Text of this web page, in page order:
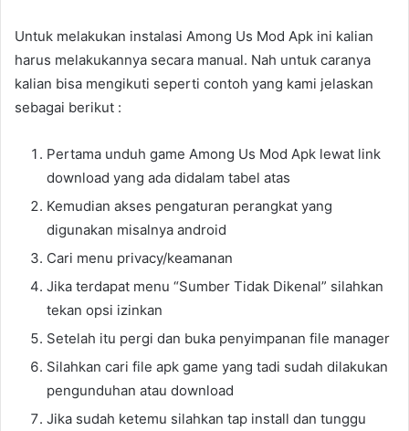
Untuk melakukan instalasi Among Us Mod Apk ini kalian
harus melakukannya secara manual. Nah untuk caranya
kalian bisa mengikuti seperti contoh yang kami jelaskan
sebagai berikut :
Pertama unduh game Among Us Mod Apk lewat link
download yang ada didalam tabel atas
Kemudian akses pengaturan perangkat yang
digunakan misalnya android
Cari menu privacy/keamanan
Jika terdapat menu “Sumber Tidak Dikenal” silahkan
tekan opsi izinkan
Setelah itu pergi dan buka penyimpanan file manager
Silahkan cari file apk game yang tadi sudah dilakukan
pengunduhan atau download
Jika sudah ketemu silahkan tap install dan tunggu